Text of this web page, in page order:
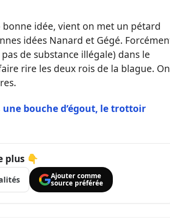
bonne idée, vient on met un pétard
idées Nanard et Gégé.
de substance illégale) dans le
rire les deux rois de la blague. On
bouche d’égout, le trottoir
plus 👇
Ajouter comme
source préférée